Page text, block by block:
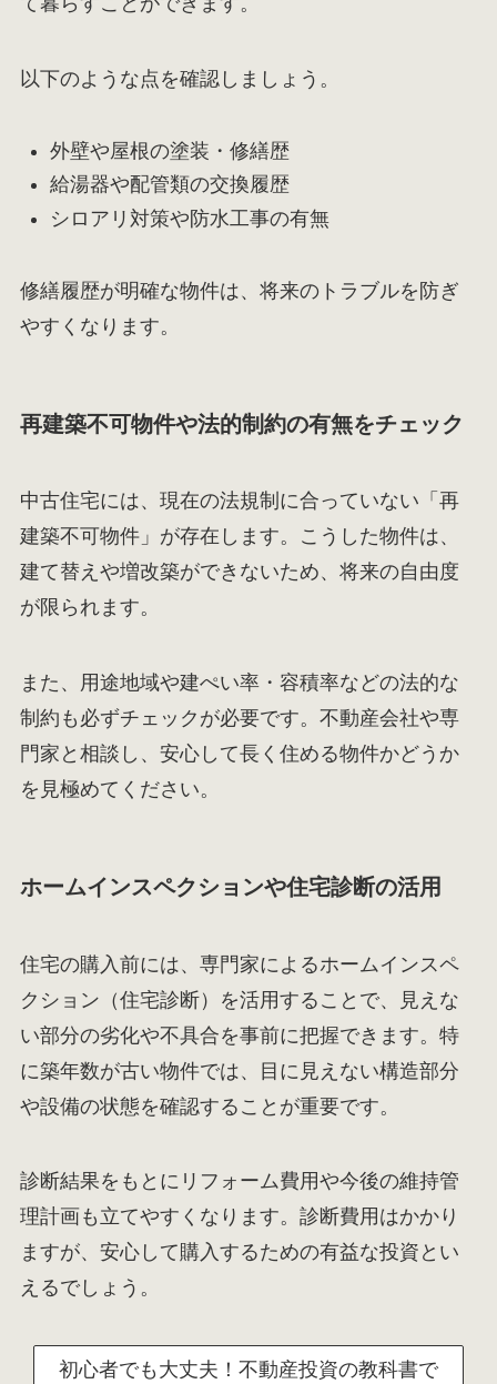
以下のような点を確認しましょう。
外壁や屋根の塗装・修繕歴
給湯器や配管類の交換履歴
シロアリ対策や防水工事の有無
修繕履歴が明確な物件は、将来のトラブルを防ぎ
やすくなります。
再建築不可物件や法的制約の有無をチェック
中古住宅には、現在の法規制に合っていない「再
建築不可物件」が存在します。こうした物件は、
建て替えや増改築ができないため、将来の自由度
が限られます。
また、用途地域や建ぺい率・容積率などの法的な
制約も必ずチェックが必要です。不動産会社や専
門家と相談し、安心して長く住める物件かどうか
を見極めてください。
ホームインスペクションや住宅診断の活用
住宅の購入前には、専門家によるホームインスペ
クション（住宅診断）を活用することで、見えな
い部分の劣化や不具合を事前に把握できます。特
に築年数が古い物件では、目に見えない構造部分
や設備の状態を確認することが重要です。
診断結果をもとにリフォーム費用や今後の維持管
理計画も立てやすくなります。診断費用はかかり
ますが、安心して購入するための有益な投資とい
えるでしょう。
初心者でも大丈夫！不動産投資の教科書で